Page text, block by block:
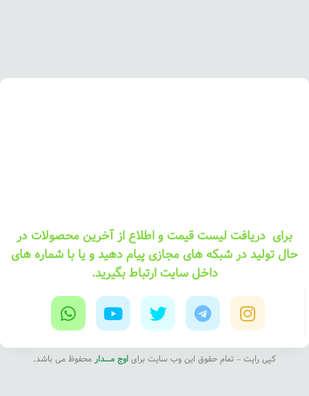
برای دریافت لیست قیمت و اطلاع از آخرین محصولات در
حال تولید در شبکه های مجازی پیام دهید و یا با شماره های
داخل سایت ارتباط بگیرید.
کپی رایت – تمام حقوق این وب سایت برای اوج مــــدار محفوظ می باشد.